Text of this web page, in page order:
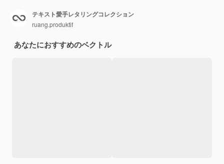
テキスト愛手レタリングコレクション
ruang.produktif
あなたにおすすめのベクトル